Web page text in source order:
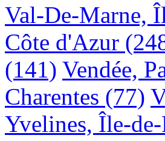
Val-De-Marne,
Côte d'Azur
(141) Vendée,
Charentes (77)
Yvelines, Île-de-